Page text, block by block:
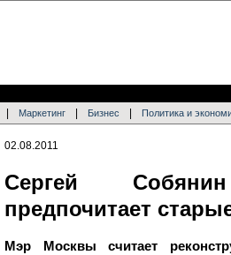
Маркетинг Бизнес Политика и
02.08.2011
Сергей
предпочитает
Мэр Москвы считает